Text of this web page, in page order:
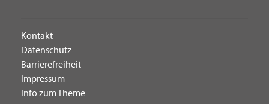
Kontakt
Datenschutz
Barrierefreiheit
Impressum
Info zum Theme